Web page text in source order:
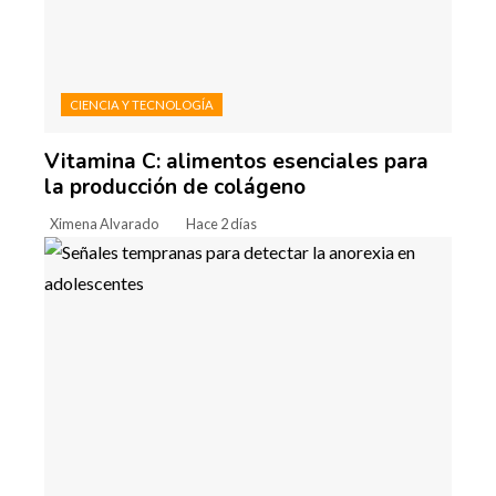
CIENCIA Y TECNOLOGÍA
Vitamina C: alimentos esenciales para
la producción de colágeno
Ximena Alvarado Hace 2 días